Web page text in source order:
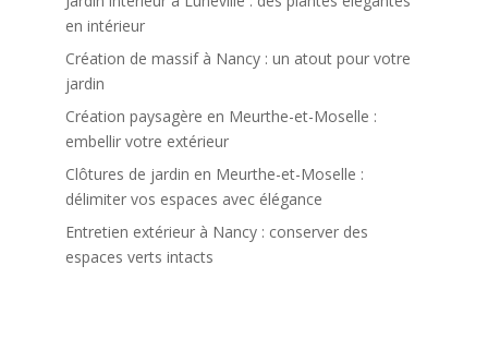
en intérieur
Création de massif à Nancy : un atout pour votre
jardin
Création paysagère en Meurthe-et-Moselle :
embellir votre extérieur
Clôtures de jardin en Meurthe-et-Moselle :
délimiter vos espaces avec élégance
Entretien extérieur à Nancy : conserver des
espaces verts intacts